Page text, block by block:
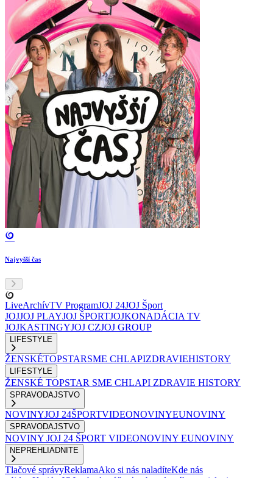
Najvyšší čas
LiveArchívTV ProgramJOJ 24JOJ Šport
JOJJOJ PLAYJOJ ŠPORTJOJKONADÁCIA TV
JOJKASTINGYJOJ CZJOJ GROUP
LIFESTYLE
ŽENSKÉTOPSTARSME CHLAPIZDRAVIEHISTORY
LIFESTYLE
ŽENSKÉ TOPSTAR SME CHLAPI ZDRAVIE HISTORY
SPRAVODAJSTVO
NOVINYJOJ 24ŠPORTVIDEONOVINYEUNOVINY
SPRAVODAJSTVO
NOVINY JOJ 24 ŠPORT VIDEONOVINY EUNOVINY
NEPREHLIADNITE
Tlačové správyReklamaAko si nás naladíteKde nás